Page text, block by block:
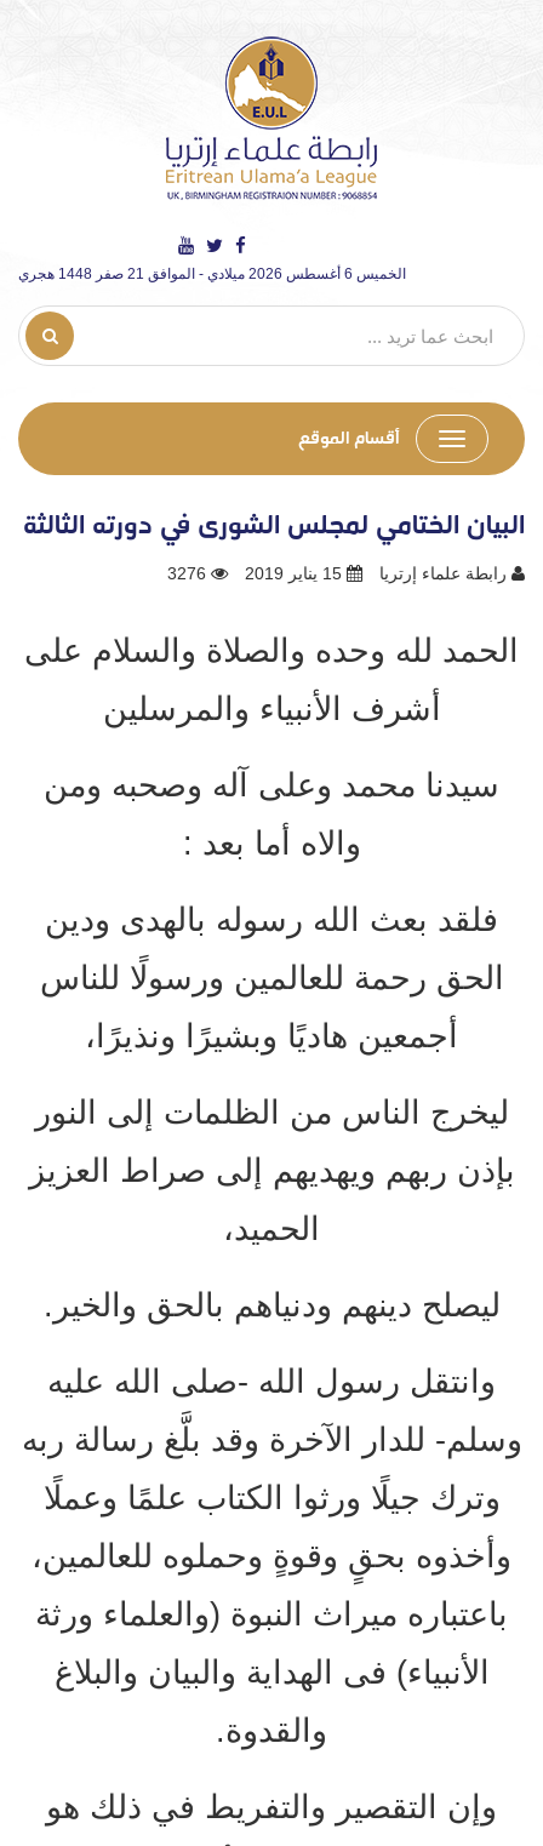
الخميس 6 أغسطس 2026 ميلادي - الموافق 21 صفر 1448 هجري
أقسام الموقع
البيان الختامي لمجلس الشورى في دورته الثالثة
رابطة علماء إرتريا
الحمد لله وحده والصلاة والسلام على
أشرف الأنبياء والمرسلين
سيدنا محمد وعلى آله وصحبه ومن
والاه أما بعد :
فلقد بعث الله رسوله بالهدى ودين
الحق رحمة للعالمين ورسولًا للناس
أجمعين هاديًا وبشيرًا ونذيرًا،
ليخرج الناس من الظلمات إلى النور
بإذن ربهم ويهديهم إلى صراط العزيز
الحميد،
ليصلح دينهم ودنياهم بالحق والخير.
وانتقل رسول الله -صلى الله عليه
وسلم- للدار الآخرة وقد بلَّغ رسالة ربه
وترك جيلًا ورثوا الكتاب علمًا وعملًا
وأخذوه بحقٍ وقوةٍ وحملوه للعالمين،
باعتباره ميراث النبوة (والعلماء ورثة
الأنبياء) فى الهداية والبيان والبلاغ
والقدوة.
وإن التقصير والتفريط في ذلك هو